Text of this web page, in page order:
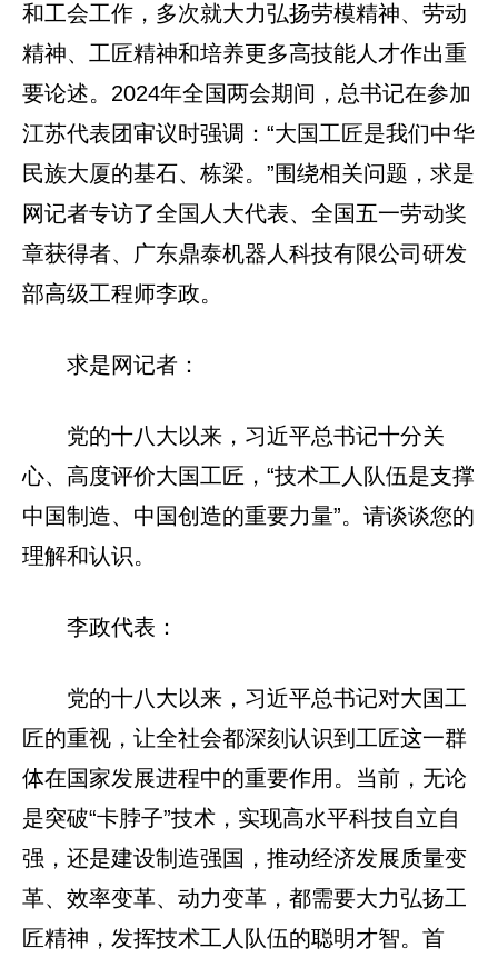
和工会工作，多次就大力弘扬劳模精神、劳动
精神、工匠精神和培养更多高技能人才作出重
要论述。2024年全国两会期间，总书记在参加
江苏代表团审议时强调：“大国工匠是我们中华
民族大厦的基石、栋梁。”围绕相关问题，求是
网记者专访了全国人大代表、全国五一劳动奖
章获得者、广东鼎泰机器人科技有限公司研发
部高级工程师李政。
求是网记者：
党的十八大以来，习近平总书记十分关
心、高度评价大国工匠，“技术工人队伍是支撑
中国制造、中国创造的重要力量”。请谈谈您的
理解和认识。
李政代表：
党的十八大以来，习近平总书记对大国工
匠的重视，让全社会都深刻认识到工匠这一群
体在国家发展进程中的重要作用。当前，无论
是突破“卡脖子”技术，实现高水平科技自立自
强，还是建设制造强国，推动经济发展质量变
革、效率变革、动力变革，都需要大力弘扬工
匠精神，发挥技术工人队伍的聪明才智。首